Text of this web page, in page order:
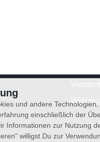
und andere
einschließlich der
Informationen zur Nutzung
willigst Du zur